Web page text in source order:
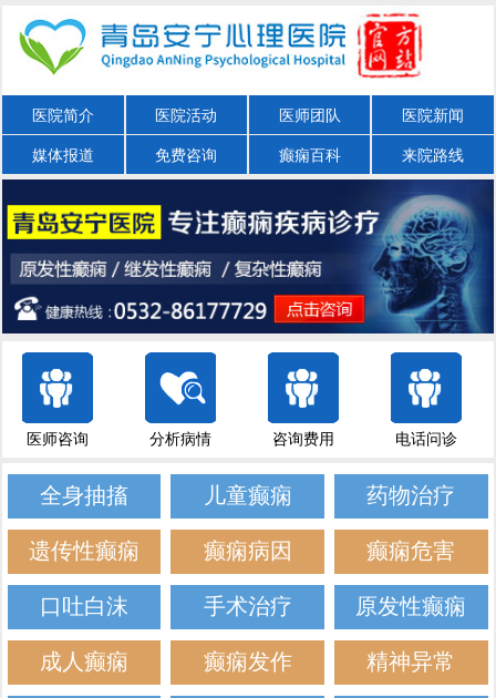
医院简介 医院活动 医师团队 医院新闻
媒体报道 免费咨询 癫痫百科 来院路线
医师咨询 分析病情 咨询费用 电话问诊
全身抽搐 儿童癫痫 药物治疗
遗传性癫痫 癫痫病因 癫痫危害
口吐白沫 手术治疗 原发性癫痫
成人癫痫 癫痫发作 精神异常